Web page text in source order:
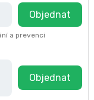
Objednat
a prevenci
Objednat